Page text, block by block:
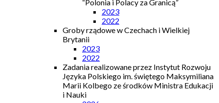
“Polonia i Polacy za Granicą”
2023
2022
Groby rządowe w Czechach i Wielkiej
Brytanii
2023
2022
Zadania realizowane przez Instytut Rozwoju
Języka Polskiego im. świętego Maksymiliana
Marii Kolbego ze środków Ministra Edukacji
i Nauki